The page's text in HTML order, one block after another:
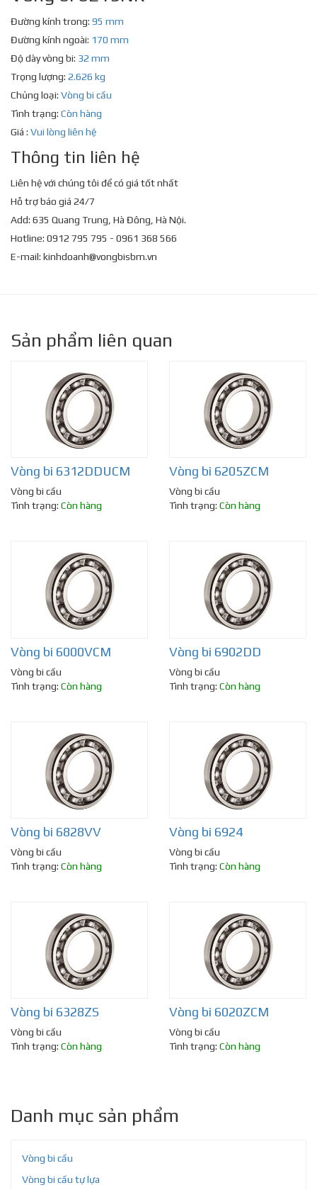
Đường kính trong: 95 mm
Đường kính ngoài: 170 mm
Độ dày vòng bi: 32 mm
Trọng lượng: 2.626 kg
Chủng loại: Vòng bi cầu
Tình trạng: Còn hàng
Giá : Vui lòng liên hệ
Thông tin liên hệ
Liên hệ với chúng tôi để có giá tốt nhất
Hỗ trợ báo giá 24/7
Add: 635 Quang Trung, Hà Đông, Hà Nội.
Hotline: 0912 795 795 - 0961 368 566
E-mail: kinhdoanh@vongbisbm.vn
Sản phẩm liên quan
Vòng bi 6312DDUCM
Vòng bi cầu
Tình trạng: Còn hàng
Vòng bi 6205ZCM
Vòng bi cầu
Tình trạng: Còn hàng
Vòng bi 6000VCM
Vòng bi cầu
Tình trạng: Còn hàng
Vòng bi 6902DD
Vòng bi cầu
Tình trạng: Còn hàng
Vòng bi 6828VV
Vòng bi cầu
Tình trạng: Còn hàng
Vòng bi 6924
Vòng bi cầu
Tình trạng: Còn hàng
Vòng bi 6328ZS
Vòng bi cầu
Tình trạng: Còn hàng
Vòng bi 6020ZCM
Vòng bi cầu
Tình trạng: Còn hàng
Danh mục sản phẩm
Vòng bi cầu
Vòng bi cầu tự lựa